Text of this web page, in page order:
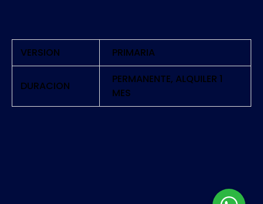
cantidad
VERSION PRIMARIA
DURACION
PERMANENTE, ALQUILER 1
MES